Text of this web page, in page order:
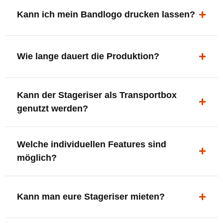
ergonomisch, sicher und gut sichtbar.
Kann ich mein Bandlogo drucken lassen?
deine Bühne, deine Marke.
Wie lange dauert die Produktion?
innerhalb Deutschlands kostenfrei.
Kann der Stageriser als Transportbox
genutzt werden?
oder Zubehör nutzen.
Welche individuellen Features sind
möglich?
XLR-Brücke / Schnittstelle
Setlist-Clip
Kann man eure Stageriser mieten?